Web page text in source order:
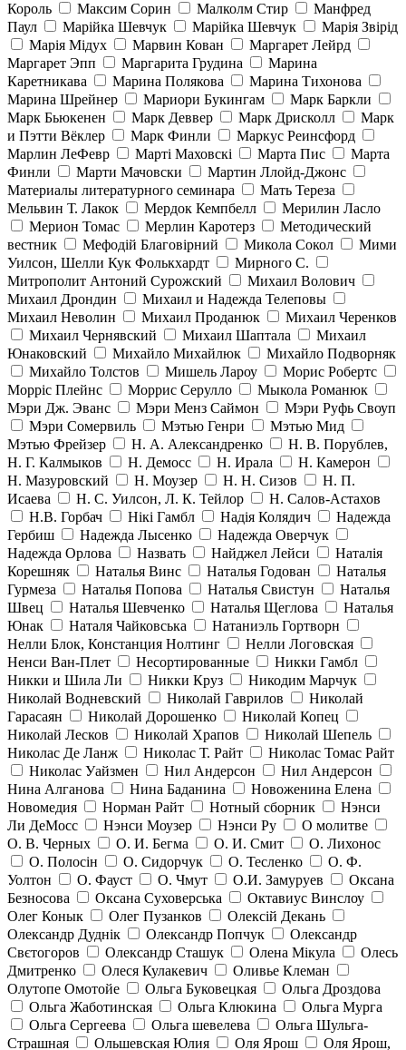
Король
Максим Сорин Малколм Стир
Манфред
Паул
Марійка Шевчук Марійка Шевчук
Марія Звірід
Марія Мідух
Марвин Кован
Маргарет Лейрд
Маргарет Эпп
Маргарита Грудина
Марина
Каретникава
Марина Полякова
Марина Тихонова
Марина Шрейнер
Мариори Букингам
Марк Баркли
Марк Бьюкенен
Марк Деввер Марк Дрисколл
Марк
и Пэтти Вёклер
Марк Финли
Маркус Реинсфорд
Марлин ЛеФевр
Марті Маховскі Марта Пис
Марта
Финли
Марти Мачовски
Мартин Ллойд-Джонс
Материалы литературного семинара
Мать Тереза
Мельвин Т. Лакок
Мердок Кемпбелл
Мерилин Ласло
Мерион Томас
Мерлин Каротерз
Методический
вестник
Мефодій Благовірний Микола Сокол
Мими
Уилсон, Шелли Кук Фолькхардт
Мирного С.
Митрополит Антоний Сурожский
Михаил Волович
Михаил Дрондин
Михаил и Надежда Телеповы
Михаил Неволин
Михаил Проданюк
Михаил Черенков
Михаил Чернявский
Михаил Шаптала
Михаил
Юнаковский
Михайло Михайлюк
Михайло Подворняк
Михайло Толстов
Мишель Лароу
Морис Робертс
Морріс Плейнс
Моррис Серулло
Мыкола Романюк
Мэри Дж. Эванс
Мэри Менз Саймон
Мэри Руфь Своуп
Мэри Сомервиль
Мэтью Генри
Мэтью Мид
Мэтью Фрейзер
Н. А. Александренко
Н. В. Порублев,
Н. Г. Калмыков
Н. Демосс Н. Ирала
Н. Камерон
Н. Мазуровский
Н. Моузер Н. Н. Сизов
Н. П.
Исаева
Н. С. Уилсон, Л. К. Тейлор
Н. Салов-Астахов
Н.В. Горбач
Нікі Гамбл Надія Колядич
Надежда
Гербиш
Надежда Лысенко
Надежда Оверчук
Надежда Орлова
Назвать Найджел Лейси
Наталія
Корешняк
Наталья Винс Наталья Годован
Наталья
Гурмеза
Наталья Попова Наталья Свистун
Наталья
Швец
Наталья Шевченко Наталья Щеглова
Наталья
Юнак
Наталя Чайковська
Натаниэль Гортворн
Нелли Блок, Констанция Нолтинг
Нелли Логовская
Ненси Ван-Плет
Несортированные
Никки Гамбл
Никки и Шила Ли
Никки Круз
Никодим Марчук
Николай Водневский
Николай Гаврилов
Николай
Гарасаян
Николай Дорошенко
Николай Копец
Николай Лесков
Николай Храпов
Николай Шепель
Николас Де Ланж
Николас Т. Райт
Николас Томас Райт
Николас Уайзмен
Нил Андерсон
Нил Андерсон
Нина Алганова
Нина Баданина
Новоженина Елена
Новомедия
Норман Райт Нотный сборник
Нэнси
Ли ДеМосс
Нэнси Моузер Нэнси Ру
О молитве
О. В. Черных
О. И. Бегма О. И. Смит
О. Лихонос
О. Полосін
О. Сидорчук О. Тесленко
О. Ф.
Уолтон
О. Фауст О. Чмут О.И. Замуруев
Оксана
Безносова
Оксана Суховерська
Октавиус Винслоу
Олег Конык
Олег Пузанков
Олексій Декань
Олександр Дуднік
Олександр Попчук
Олександр
Свєтогоров
Олександр Сташук Олена Мікула
Олесь
Дмитренко
Олеся Кулакевич
Оливье Клеман
Олутопе Омотойе
Ольга Буковецкая
Ольга Дроздова
Ольга Жаботинская
Ольга Клюкина
Ольга Мурга
Ольга Сергеева
Ольга шевелева
Ольга Шульга-
Страшная
Ольшевская Юлия Оля Ярош Оля Ярош,